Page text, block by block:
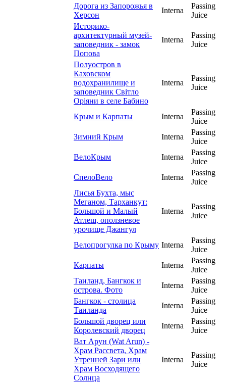
Дорога из Запорожья в
Херсон
Interna
Passing
Juice
Историко-
архитектурный музей-
заповедник - замок
Попова
Interna
Passing
Juice
Полуостров в
Каховском
водохранилище и
заповедник Світло
Оріяни в селе Бабино
Interna
Passing
Juice
Крым и Карпаты Interna
Passing
Juice
Зимний Крым
Interna
Passing
Juice
ВелоКрым
Interna
Passing
Juice
СпелоВело
Interna
Passing
Juice
Лисья Бухта, мыс
Меганом, Тарханкут:
Большой и Малый
Атлеш, оползневое
урочище Джангул
Interna
Passing
Juice
Велопрогулка по Крыму Interna
Passing
Juice
Карпаты
Interna
Passing
Juice
Таиланд, Бангкок и
острова. Фото
Interna
Passing
Juice
Бангкок - столица
Таиланда
Interna
Passing
Juice
Большой дворец или
Королевский дворец
Interna
Passing
Juice
Ват Арун (Wat Arun) -
Храм Рассвета, Храм
Утренней Зари или
Храм Восходящего
Солнца
Interna
Passing
Juice